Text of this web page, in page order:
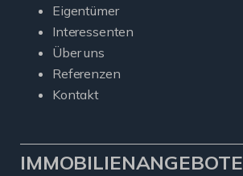
Eigentümer
Interessenten
Über uns
Referenzen
Kontakt
IMMOBILIENANGEBOTE